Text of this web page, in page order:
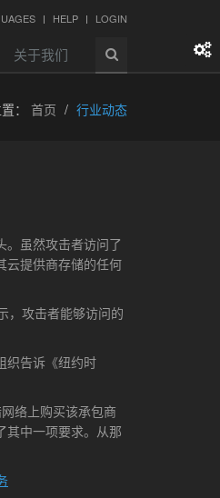
HELP LOGIN
关于我们
： 首页 行业动态
虽然攻击者访问了
云提供商存储的任何
，攻击者能够访问的
织告诉《纽约时
络上购买该承包商
其中一项要求。从那